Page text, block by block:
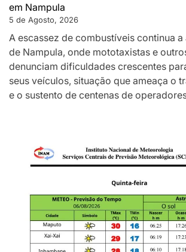
em Nampula
5 de Agosto, 2026
A escassez de combustíveis continua
de Nampula, onde mototaxistas e
denunciam dificuldades crescentes
seus veículos, situação que ameaça o
e o sustento de centenas de